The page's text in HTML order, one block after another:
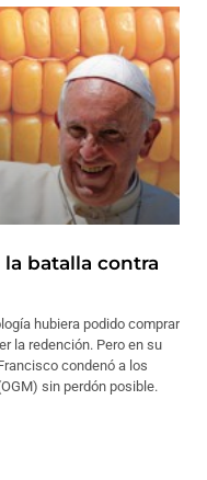
la batalla contra
hubiera podido comprar
la redención. Pero en su
condenó a los
sin perdón posible.